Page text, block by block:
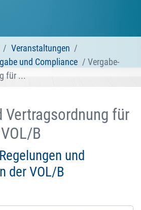
Veranstaltungen
und Compliance
Vergabe-
für ...
Vertragsordnung für
B
und
der VOL/B